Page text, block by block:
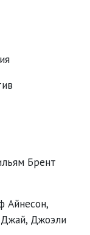
Брент
Айнесон,
, Джоэли